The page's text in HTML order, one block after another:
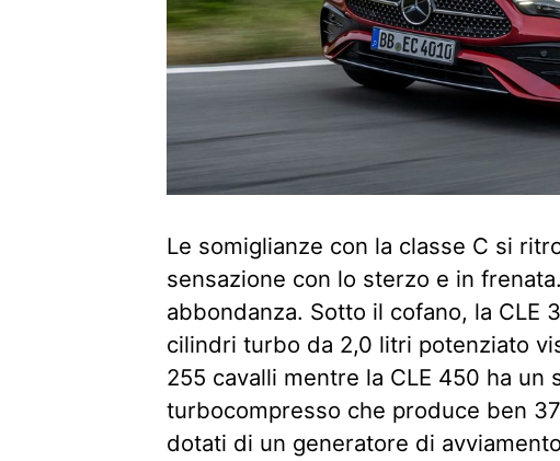
Le somiglianze con la classe C si
sensazione con lo sterzo e in
abbondanza. Sotto il cofano, la CLE
cilindri turbo da 2,0 litri potenziato
255 cavalli mentre la CLE 450 ha
turbocompresso che produce ben
dotati di un generatore di